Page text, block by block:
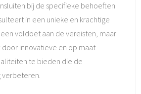
bij de specifieke behoeften
in een unieke en krachtige
voldoet aan de vereisten, maar
innovatieve en op maat
te bieden die de
verbeteren.